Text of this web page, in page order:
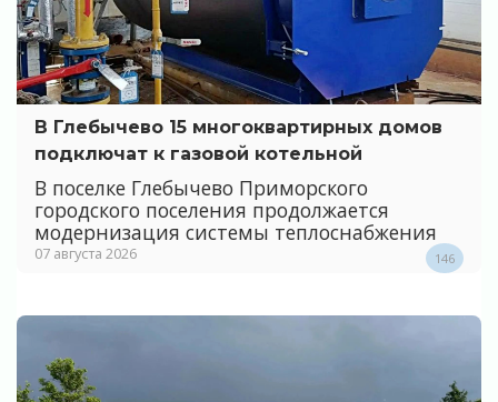
В Глебычево 15 многоквартирных домов
подключат к газовой котельной
В поселке Глебычево Приморского
городского поселения продолжается
модернизация системы теплоснабжения
07 августа 2026 146